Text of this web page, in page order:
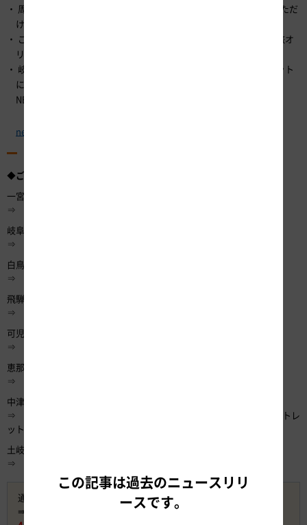
周遊エリア内のSA・PA（一部を除く）でうれしい特典をご利用いただ
けます！
ご利用後のアンケートにお答えいただいた方の中から抽選で、速旅オ
リジナルQUOカードをプレゼントいたします！
岐阜県内の観光施設のご利用券やお買物券と高速道路の割引がセット
になったお得なドライブプランも販売しております。詳しくは、
NEXCO中日本公式WEBサイトをご覧ください。
nexco.co.jp/
◆ご利用例1 A．岐阜県周遊コース（3日間）の場合
一宮インターチェンジ（IC）
⇒ 岐阜各務原IC・・【岐阜かかみがはら航空宇宙博物館】
岐阜各務原IC
⇒ 白鳥IC・・・・・【清流長良川あゆパーク】
白鳥IC
⇒ 飛騨清見IC・・・【高山（宿泊）】【宮川朝市】【古い町並】
飛騨清見IC
⇒ 可児御嵩IC・・・【花フェスタ記念公園】
可児御嵩IC
⇒ 恵那IC・・・・・【恵那峡（泊）】
恵那IC
⇒ 中津川IC・・・・【馬籠宿】
中津川IC
⇒ 土岐南多治見IC・【テラスゲート土岐】【土岐プレミアム・アウトレ
ット】
土岐南多治見IC
⇒ 一宮IC
通常料金：10,930円 （ETC・普通車・平日昼間利用の場合）
⇛ 岐阜県周遊コース（3日間）料金 6,300円
この記事は過去のニュースリリ
ースです。